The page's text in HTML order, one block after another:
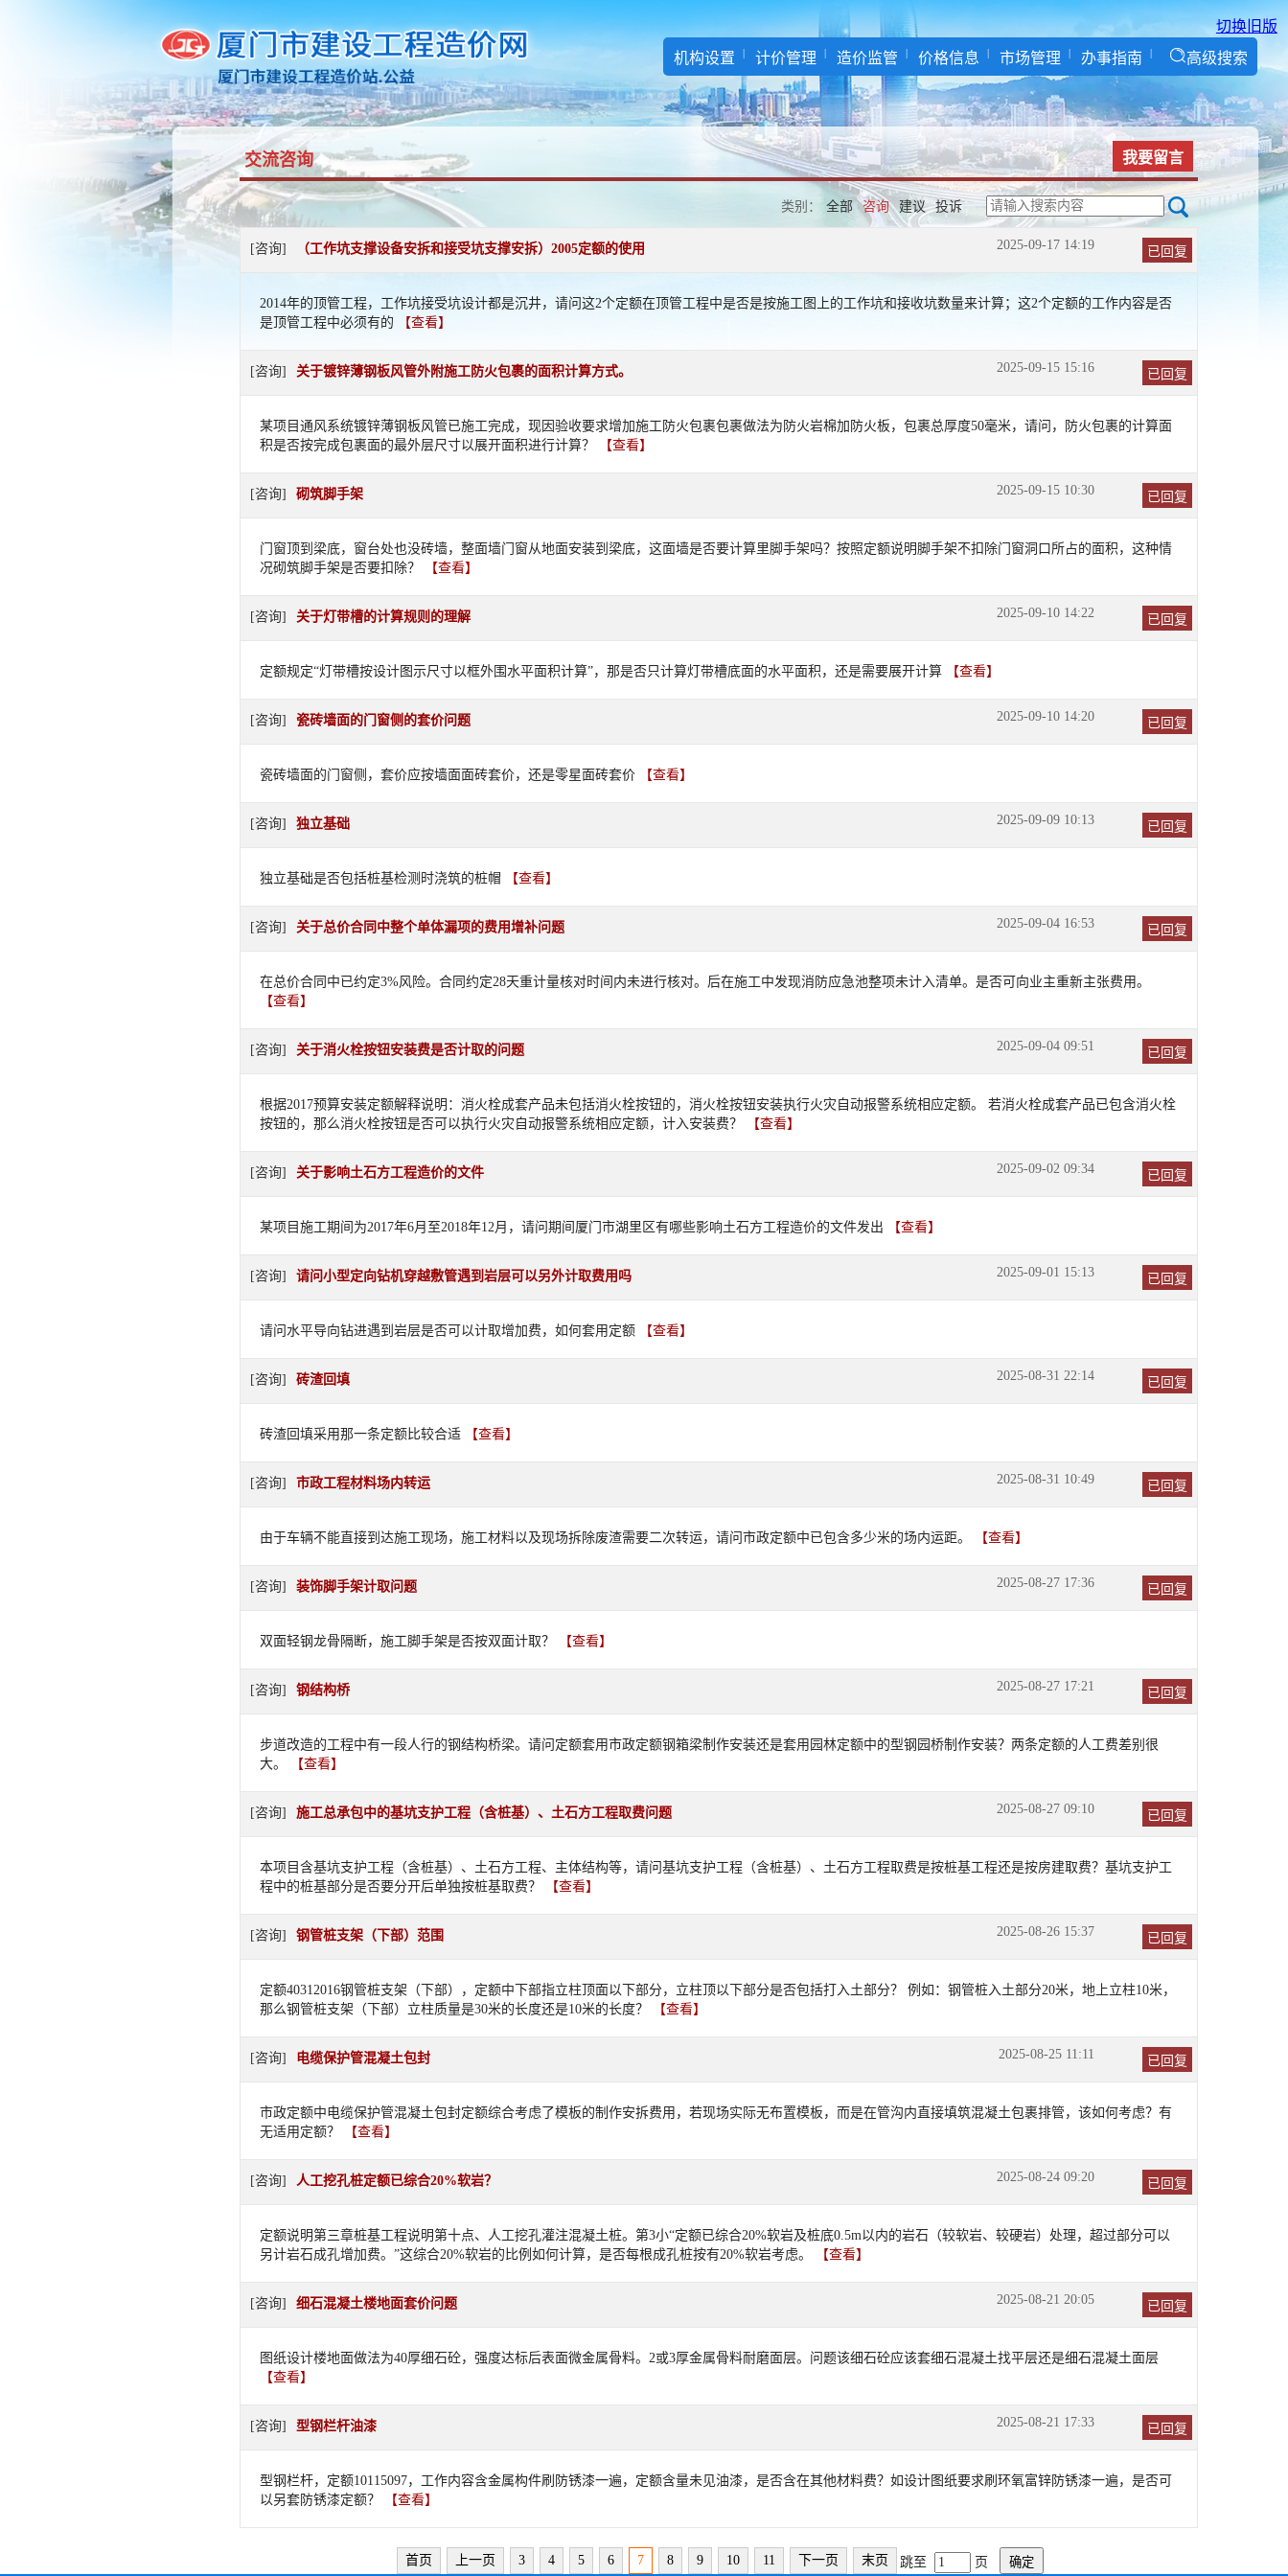
切换旧版
机构设置
计价管理 造价监管 价格信息 市场管理 办事指南 高级搜索
交流咨询 我要留言
类别： 全部 咨询 建议 投诉
[咨询] （工作坑支撑设备安拆和接受坑支撑安拆）2005定额的使用 已回复
2025-09-17 14:19
2014年的顶管工程，工作坑接受坑设计都是沉井，请问这2个定额在顶管工程中是否是按施工图上的工作坑和接收坑数量来计算；这2个定额的工作内容是否
是顶管工程中必须有的
【查看】
[咨询] 关于镀锌薄钢板风管外附施工防火包裹的面积计算方式。 已回复
2025-09-15 15:16
某项目通风系统镀锌薄钢板风管已施工完成，现因验收要求增加施工防火包裹包裹做法为防火岩棉加防火板，包裹总厚度50毫米，请问，防火包裹的计算面
积是否按完成包裹面的最外层尺寸以展开面积进行计算？
【查看】
[咨询] 砌筑脚手架 已回复
2025-09-15 10:30
门窗顶到梁底，窗台处也没砖墙，整面墙门窗从地面安装到梁底，这面墙是否要计算里脚手架吗？按照定额说明脚手架不扣除门窗洞口所占的面积，这种情
况砌筑脚手架是否要扣除？
【查看】
[咨询] 关于灯带槽的计算规则的理解 已回复
2025-09-10 14:22
定额规定“灯带槽按设计图示尺寸以框外围水平面积计算”，那是否只计算灯带槽底面的水平面积，还是需要展开计算 【查看】
[咨询] 瓷砖墙面的门窗侧的套价问题 已回复
2025-09-10 14:20
瓷砖墙面的门窗侧，套价应按墙面面砖套价，还是零星面砖套价 【查看】
[咨询] 独立基础 已回复
2025-09-09 10:13
独立基础是否包括桩基检测时浇筑的桩帽 【查看】
[咨询] 关于总价合同中整个单体漏项的费用增补问题 已回复
2025-09-04 16:53
在总价合同中已约定3%风险。合同约定28天重计量核对时间内未进行核对。后在施工中发现消防应急池整项未计入清单。是否可向业主重新主张费用。
【查看】
[咨询] 关于消火栓按钮安装费是否计取的问题 已回复
2025-09-04 09:51
根据2017预算安装定额解释说明：消火栓成套产品未包括消火栓按钮的，消火栓按钮安装执行火灾自动报警系统相应定额。 若消火栓成套产品已包含消火栓
按钮的，那么消火栓按钮是否可以执行火灾自动报警系统相应定额，计入安装费？
【查看】
[咨询] 关于影响土石方工程造价的文件 已回复
2025-09-02 09:34
某项目施工期间为2017年6月至2018年12月，请问期间厦门市湖里区有哪些影响土石方工程造价的文件发出 【查看】
[咨询] 请问小型定向钻机穿越敷管遇到岩层可以另外计取费用吗 已回复
2025-09-01 15:13
请问水平导向钻进遇到岩层是否可以计取增加费，如何套用定额 【查看】
[咨询] 砖渣回填 已回复
2025-08-31 22:14
砖渣回填采用那一条定额比较合适 【查看】
[咨询] 市政工程材料场内转运 已回复
2025-08-31 10:49
由于车辆不能直接到达施工现场，施工材料以及现场拆除废渣需要二次转运，请问市政定额中已包含多少米的场内运距。 【查看】
[咨询] 装饰脚手架计取问题 已回复
2025-08-27 17:36
双面轻钢龙骨隔断，施工脚手架是否按双面计取？ 【查看】
[咨询] 钢结构桥 已回复
2025-08-27 17:21
步道改造的工程中有一段人行的钢结构桥梁。请问定额套用市政定额钢箱梁制作安装还是套用园林定额中的型钢园桥制作安装？两条定额的人工费差别很
大。
【查看】
[咨询] 施工总承包中的基坑支护工程（含桩基）、土石方工程取费问题 已回复
2025-08-27 09:10
本项目含基坑支护工程（含桩基）、土石方工程、主体结构等，请问基坑支护工程（含桩基）、土石方工程取费是按桩基工程还是按房建取费？基坑支护工
程中的桩基部分是否要分开后单独按桩基取费？
【查看】
[咨询] 钢管桩支架（下部）范围 已回复
2025-08-26 15:37
定额40312016钢管桩支架（下部），定额中下部指立柱顶面以下部分，立柱顶以下部分是否包括打入土部分？ 例如：钢管桩入土部分20米，地上立柱10米，
那么钢管桩支架（下部）立柱质量是30米的长度还是10米的长度？
【查看】
[咨询] 电缆保护管混凝土包封 已回复
2025-08-25 11:11
市政定额中电缆保护管混凝土包封定额综合考虑了模板的制作安拆费用，若现场实际无布置模板，而是在管沟内直接填筑混凝土包裹排管，该如何考虑？有
无适用定额？
【查看】
[咨询] 人工挖孔桩定额已综合20%软岩？ 已回复
2025-08-24 09:20
定额说明第三章桩基工程说明第十点、人工挖孔灌注混凝土桩。第3小“定额已综合20%软岩及桩底0.5m以内的岩石（较软岩、较硬岩）处理，超过部分可以
另计岩石成孔增加费。”这综合20%软岩的比例如何计算，是否每根成孔桩按有20%软岩考虑。
【查看】
[咨询] 细石混凝土楼地面套价问题 已回复
2025-08-21 20:05
图纸设计楼地面做法为40厚细石砼，强度达标后表面微金属骨料。2或3厚金属骨料耐磨面层。问题该细石砼应该套细石混凝土找平层还是细石混凝土面层
【查看】
[咨询] 型钢栏杆油漆 已回复
2025-08-21 17:33
型钢栏杆，定额10115097，工作内容含金属构件刷防锈漆一遍，定额含量未见油漆，是否含在其他材料费？如设计图纸要求刷环氧富锌防锈漆一遍，是否可
以另套防锈漆定额？
【查看】
首页 上一页 3 4 5 6 7 8 9 10 11 下一页 末页 跳至 页 确定